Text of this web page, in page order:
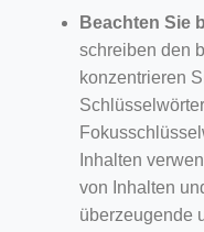
Beachten Sie
schreiben den
konzentrieren
Inhalten
von Inhalten
überzeugende